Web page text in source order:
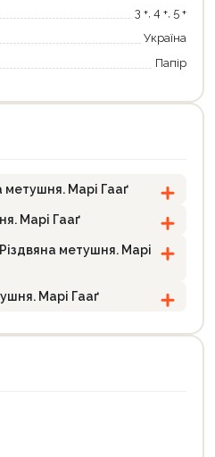
3 +, 4 +, 5 +
Україна
Папір
метушня. Марі Гааґ
Марі Гааґ
метушня. Марі
Марі Гааґ